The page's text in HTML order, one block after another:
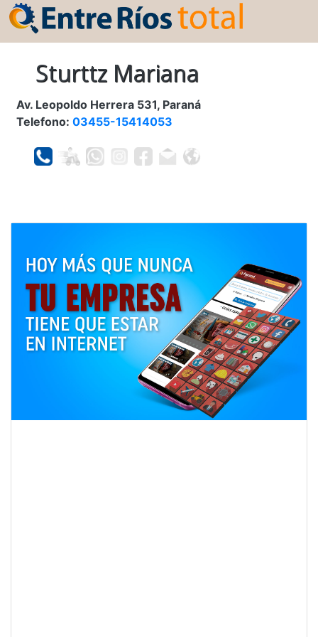
Sturttz Mariana
Av. Leopoldo Herrera 531, Paraná
Telefono: 03455-15414053